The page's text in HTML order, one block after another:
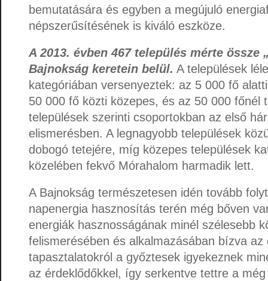
bemutatására és egyben a megújuló
népszerűsítésének is kiváló eszköze.
A 2013. évben 467 település mérte össze
Bajnokság keretein belül. A települések
kategóriában versenyeztek: az 5 000 fő
50 000 fő közti közepes, és az 50 000 főnél
települések szerinti csoportokban az első
elismerésben. A legnagyobb települések
dobogó tetejére, míg közepes települések
közelében fekvő Mórahalom harmadik lett.
A Bajnokság természetesen idén tovább
napenergia hasznosítás terén még bőven
energiák hasznosságának minél szélesebb
felismerésében és alkalmazásában bízva az
tapasztalatokról a győztesek igyekeznek
az érdeklődőkkel, így serkentve tettre a